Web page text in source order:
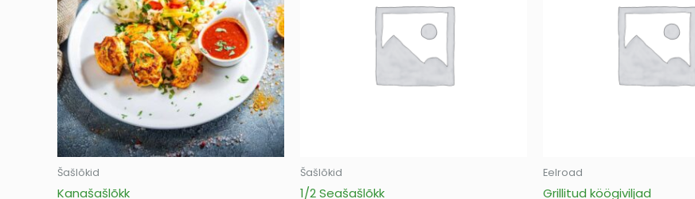
Šašlõkid
Kanašašlõkk
Šašlõkid
1/2 Seašašlõkk
Eelroad
Grillitud köögiviljad